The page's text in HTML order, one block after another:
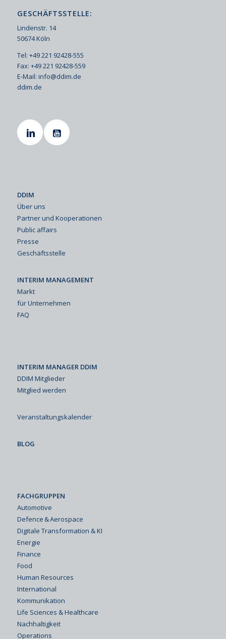
GESCHÄFTSSTELLE:
Lindenstr. 14
50674 Köln
Tel: +49 221 92428-555
Fax: +49 221 92428-559
E-Mail: info@ddim.de
ddim.de
DDIM
Über uns
Partner und Kooperationen
Public affairs
Presse
Geschäftsstelle
INTERIM MANAGEMENT
Markt
für Unternehmen
FAQ
INTERIM MANAGER DDIM
DDIM Mitglieder
Mitglied werden
Veranstaltungskalender
BLOG
FACHGRUPPEN
Automotive
Defence & Aerospace
Digitale Transformation & KI
Energie
Finance
Food
Human Resources
International
Kommunikation
Life Sciences & Healthcare
Nachhaltigkeit
Operations